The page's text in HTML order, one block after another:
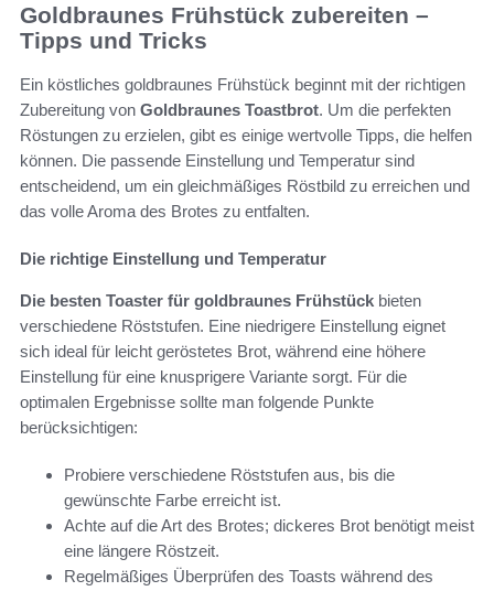
Goldbraunes Frühstück zubereiten –
Tipps und Tricks
Ein köstliches goldbraunes Frühstück beginnt mit der richtigen
Zubereitung von Goldbraunes Toastbrot. Um die perfekten
Röstungen zu erzielen, gibt es einige wertvolle Tipps, die helfen
können. Die passende Einstellung und Temperatur sind
entscheidend, um ein gleichmäßiges Röstbild zu erreichen und
das volle Aroma des Brotes zu entfalten.
Die richtige Einstellung und Temperatur
Die besten Toaster für goldbraunes Frühstück bieten
verschiedene Röststufen. Eine niedrigere Einstellung eignet
sich ideal für leicht geröstetes Brot, während eine höhere
Einstellung für eine knusprigere Variante sorgt. Für die
optimalen Ergebnisse sollte man folgende Punkte
berücksichtigen:
Probiere verschiedene Röststufen aus, bis die
gewünschte Farbe erreicht ist.
Achte auf die Art des Brotes; dickeres Brot benötigt meist
eine längere Röstzeit.
Regelmäßiges Überprüfen des Toasts während des